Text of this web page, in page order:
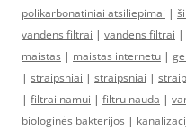
polikarbonatiniai atsiliepimai |
vandens filtrai | vandens filtrai |
maistas | maistas internetu |
| straipsniai | straipsniai |
| filtrai namui | filtru nauda |
biologinės bakterijos |